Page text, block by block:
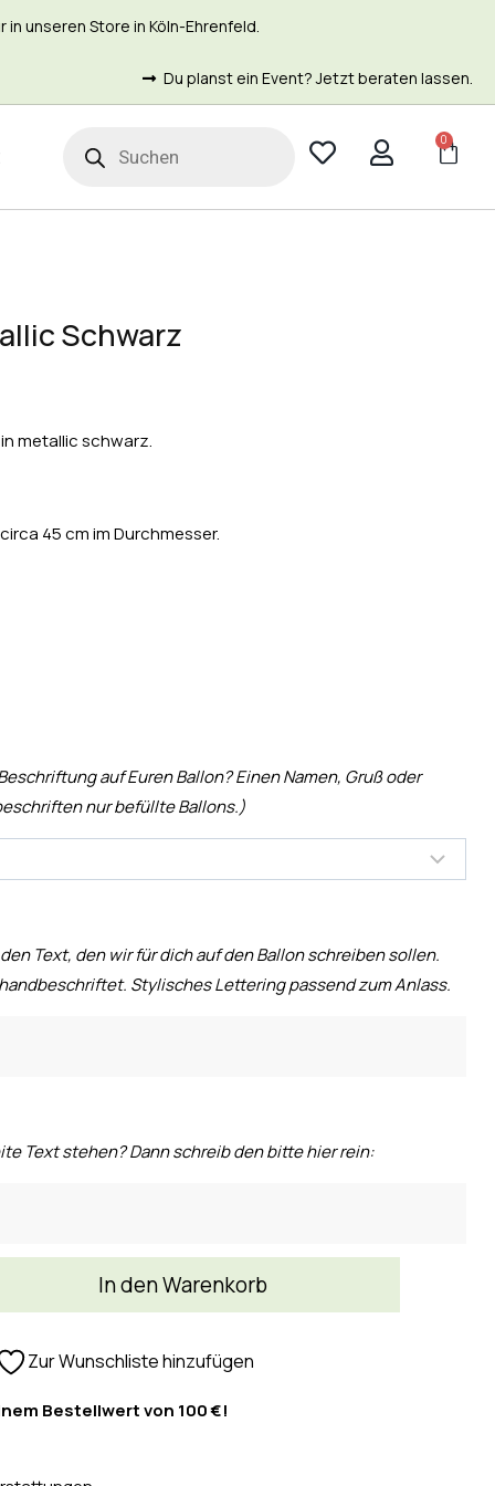
unseren Store in Köln-Ehrenfeld.
Du planst ein Event? Jetzt beraten lassen.
0
Schwarz
metallic schwarz.
45 cm im Durchmesser.
auf Euren Ballon? Einen Namen, Gruß oder
nur befüllte Ballons.)
Text, den wir für dich auf den Ballon schreiben sollen.
Stylisches Lettering passend zum Anlass.
Text stehen? Dann schreib den bitte hier rein:
In den Warenkorb
Zur Wunschliste hinzufügen
Bestellwert von 100 €!